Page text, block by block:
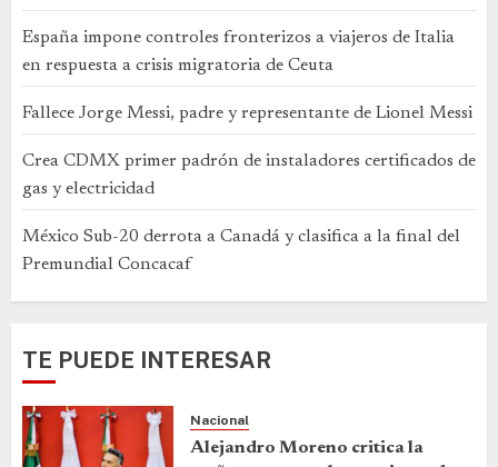
España impone controles fronterizos a viajeros de Italia
en respuesta a crisis migratoria de Ceuta
Fallece Jorge Messi, padre y representante de Lionel Messi
Crea CDMX primer padrón de instaladores certificados de
gas y electricidad
México Sub-20 derrota a Canadá y clasifica a la final del
Premundial Concacaf
TE PUEDE INTERESAR
Nacional
Alejandro Moreno critica la